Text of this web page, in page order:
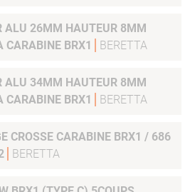
ALU 26MM HAUTEUR 8MM
CARABINE BRX1
BERETTA
ALU 34MM HAUTEUR 8MM
CARABINE BRX1
BERETTA
CROSSE CARABINE BRX1 / 686
BERETTA